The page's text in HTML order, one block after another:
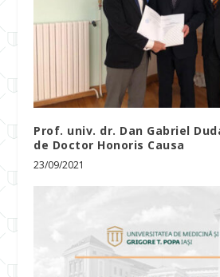
Prof. univ. dr. Dan Gabriel
de Doctor Honoris Causa
23/09/2021